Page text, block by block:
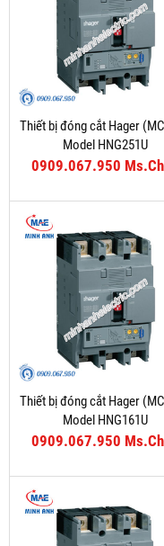
Thiết bị đóng cắt Hager
Model HNG251U
0909.067.950
Thiết bị đóng cắt Hager
Model HNG161U
0909.067.950